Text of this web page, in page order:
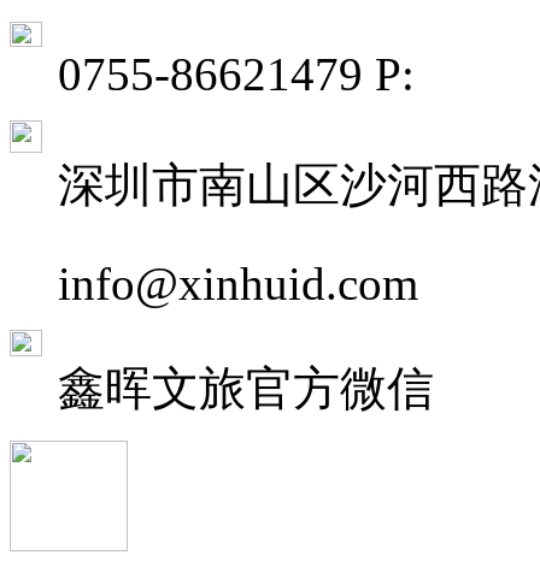
0755-86621479 P:
深圳市南山区沙河西
info@xinhuid.com
鑫晖文旅官方微信